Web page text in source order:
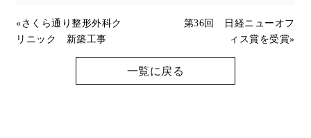
«さくら通り整形外科ク
リニック 新築工事
第36回 日経ニューオフ
ィス賞を受賞»
一覧に戻る